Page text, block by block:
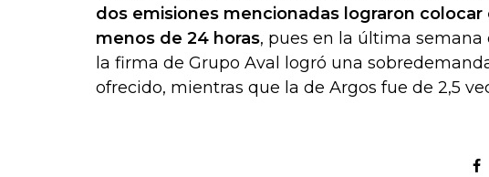
dos emisiones mencionadas lograron colocar
menos de 24 horas, pues en la última
la firma de Grupo Aval logró una
ofrecido, mientras que la de Argos fue de 2,5